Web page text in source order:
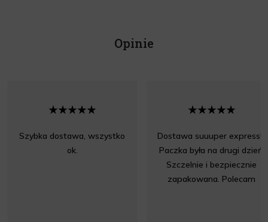
Opinie
Szybka dostawa, wszystko
ok.
Dostawa suuuper express!!!
Paczka była na drugi dzień.
Szczelnie i bezpiecznie
zapakowana. Polecam